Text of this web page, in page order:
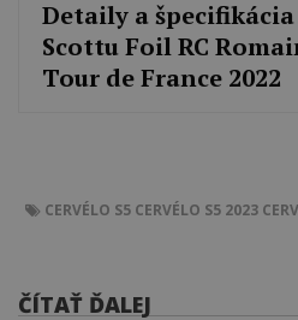
Detaily a
Scottu Foil RC
Tour de France 2022
CERVÉLO S5 CERVÉLO S5 2023
ČÍTAŤ ĎALEJ